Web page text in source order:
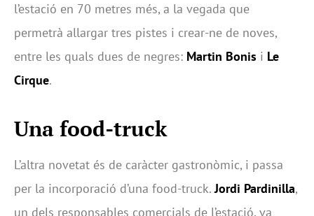
l’estació en 70 metres més, a la vegada que
permetrà allargar tres pistes i crear-ne de noves,
entre les quals dues de negres: Martin Bonis i Le
Cirque.
Una food-truck
L’altra novetat és de caràcter gastronòmic, i passa
per la incorporació d’una food-truck.Jordi Pardinilla,
un dels responsables comercials de l’estació, va